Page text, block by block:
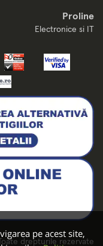
pe acest site,
Proline
Electronice si IT
drepturile rezervate